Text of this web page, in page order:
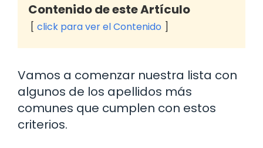
Contenido de este Artículo
click para ver el Contenido
Vamos a comenzar nuestra lista con
algunos de los apellidos más
comunes que cumplen con estos
criterios.